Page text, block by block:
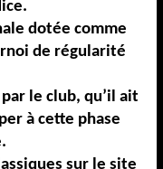
dotée comme
de régularité
le club, qu’il ait
à cette phase
sur le site